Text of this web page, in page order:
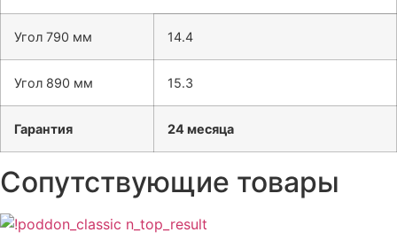
Угол 790 мм 14.4
Угол 890 мм 15.3
Гарантия 24 месяца
Сопутствующие товары